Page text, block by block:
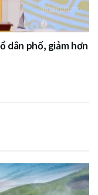
dân phố, giảm hơn